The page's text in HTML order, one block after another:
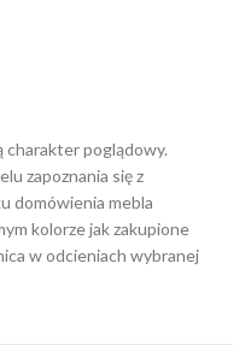
charakter poglądowy.
zapoznania się z
domówienia mebla
kolorze jak zakupione
w odcieniach wybranej